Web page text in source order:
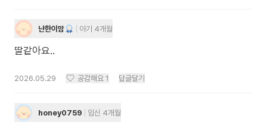
난한이맘 아기 4개월
딸같아요..
2026.05.29 공감해요 1 답글달기
honey0759 임신 4개월